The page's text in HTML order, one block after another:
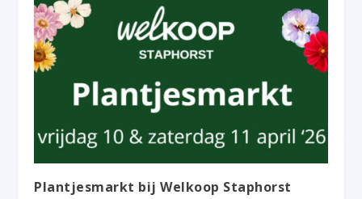
Plantjesmarkt bij Welkoop Staphorst